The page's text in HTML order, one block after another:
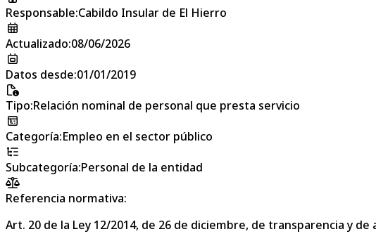
Responsable:Cabildo Insular de El Hierro
Actualizado:08/06/2026
Datos desde:01/01/2019
Tipo:Relación nominal de personal que presta servicio
Categoría:Empleo en el sector público
Subcategoría:Personal de la entidad
Referencia normativa:
Art. 20 de la Ley 12/2014, de 26 de diciembre, de transparencia y